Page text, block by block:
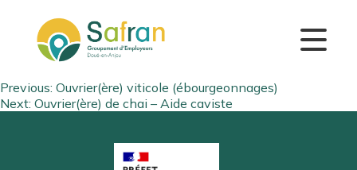
Navigation
de
Previous: Ouvrier(ère) viticole (ébourgeonnages)
Next: Ouvrier(ère) de chai – Aide caviste